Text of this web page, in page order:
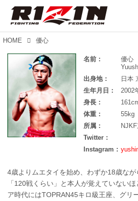
HOME 優心
名前：
優心
出身地：
日本
生年月日：
2002
身長：
体重：
55kg
所属：
Twitter：
Instagram：
4歳よりムエタイを始め、わずか18歳な
「120戦くらい」と本人が覚えていない
ア時代にはTOPRAN45キロ級王座、グリ